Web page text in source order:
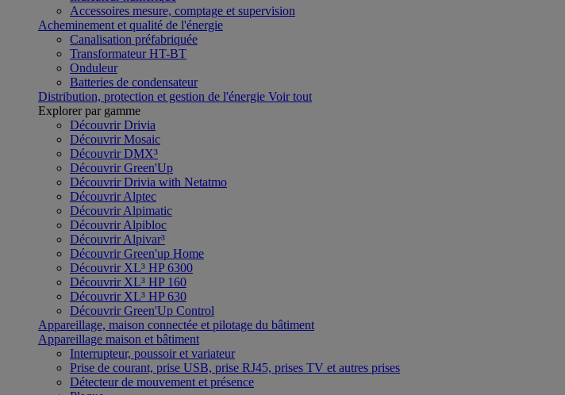
Accessoires mesure, comptage et supervision
Acheminement et qualité de l'énergie
Canalisation préfabriquée
Transformateur HT-BT
Onduleur
Batteries de condensateur
Distribution, protection et gestion de l'énergie Voir tout
Explorer par gamme
Découvrir Drivia
Découvrir Mosaic
Découvrir DMX³
Découvrir Green'Up
Découvrir Drivia with Netatmo
Découvrir Alptec
Découvrir Alpimatic
Découvrir Alpibloc
Découvrir Alpivar³
Découvrir Green'up Home
Découvrir XL³ HP 6300
Découvrir XL³ HP 160
Découvrir XL³ HP 630
Découvrir Green'Up Control
Appareillage, maison connectée et pilotage du bâtiment
Appareillage maison et bâtiment
Interrupteur, poussoir et variateur
Prise de courant, prise USB, prise RJ45, prises TV et autres prises
Détecteur de mouvement et présence